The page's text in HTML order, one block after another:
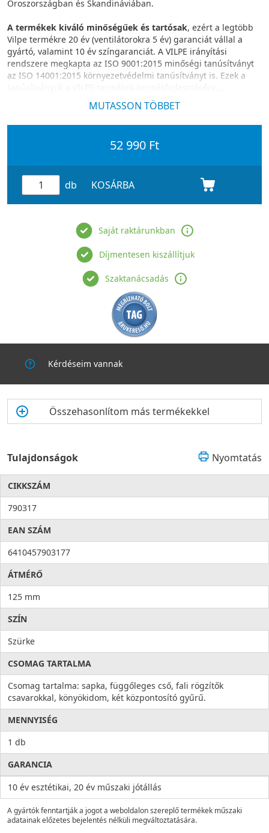
Oroszországban és Skandináviában.
A termékek kiváló minőségűek és tartósak, ezért a legtöbb
Vilpe termékre 20 év (ventilátorokra 5 év) garanciát vállal a
gyártó, valamint 10 év színgaranciát. A VILPE irányítási
rendszere megkapta az ISO 9001:2015 minőségi tanúsítványt
az ISO 14001:2015 környezetvédelmi tanúsítványt is. Ezek a
gyártására és értékesítésére vonatkoznak.
MUTASSON TÖBBET
52 990 Ft
db KOSÁRBA
Saját raktárunkban
Díjmentesen kiszállítjuk
Szaktanácsadás
Kérdéseim vannak
Összehasonlítom más termékekkel
Tulajdonságok Nyomtatás
CIKKSZÁM
790317
EAN SZÁM
6410457903177
ÁTMÉRŐ
125 mm
SZÍN
Szürke
CSOMAG TARTALMA
Csomag tartalma: sapka, függőleges cső, fali rögzítők
csavarokkal, könyökidom, két központosító gyűrű.
MENNYISÉG
1 db
GARANCIA
10 év esztétikai, 20 év műszaki jótállás
A gyártók fenntartják a jogot a weboldalon szereplő termékek műszaki
adatainak előzetes bejelentés nélküli megváltoztatására.